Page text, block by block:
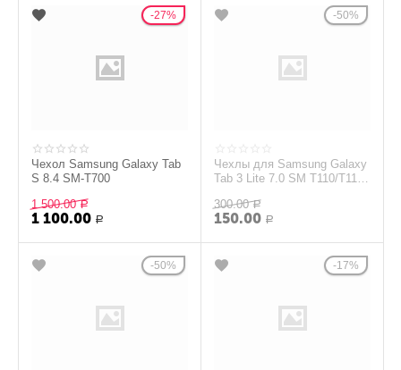
27%
Чехол Samsung Galaxy Tab
S 8.4 SM-T700
1 500.00 Р
1 100.00 Р
50%
Чехлы для Samsung Galaxy
Tab 3 Lite 7.0 SM T110/T111
300.00 Р
150.00 Р
50% 17%